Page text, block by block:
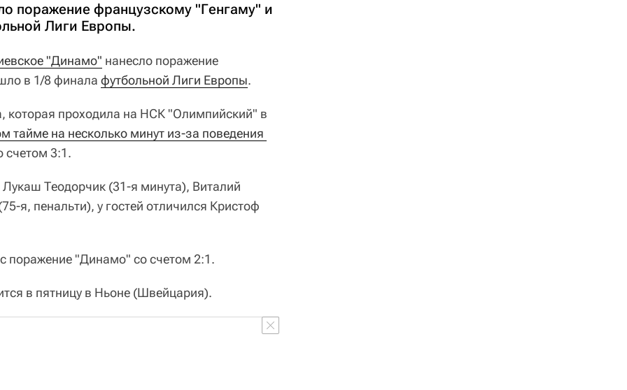
поражение французскому "Генгаму" и
Лиги Европы.
"Динамо" нанесло поражение
в 1/8 финала футбольной Лиги Европы.
которая проходила на НСК "Олимпийский" в
тайме на несколько минут из-за поведения
счетом 3:1.
Теодорчик (31-я минута), Виталий
я, пенальти), у гостей отличился Кристоф
поражение "Динамо" со счетом 2:1.
в пятницу в Ньоне (Швейцария).